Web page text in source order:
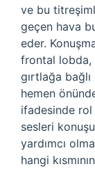
ve bu
geçen hava
eder.
frontal lobda,
gırtlağa
hemen
ifadesinde rol
sesleri
yardımcı
hangi